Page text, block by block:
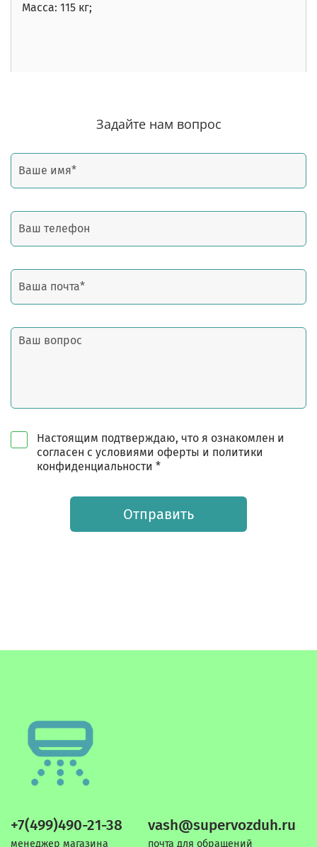
Масса: 115 кг;
Задайте нам вопрос
Настоящим подтверждаю, что я ознакомлен и
согласен с условиями оферты и политики
конфиденциальности *
Отправить
+7(499)490-21-38
менеджер магазина
vash@supervozduh.ru
почта для обращений